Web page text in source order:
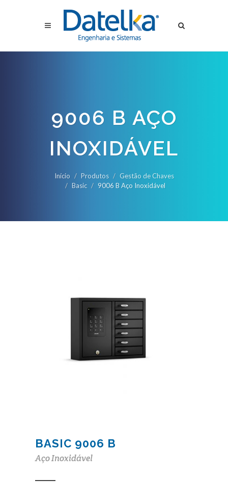
9006 B AÇO
INOXIDÁVEL
Início Produtos
Gestão de Chaves
Basic
9006 B Aço Inoxidável
BASIC 9006 B
Aço Inoxidável